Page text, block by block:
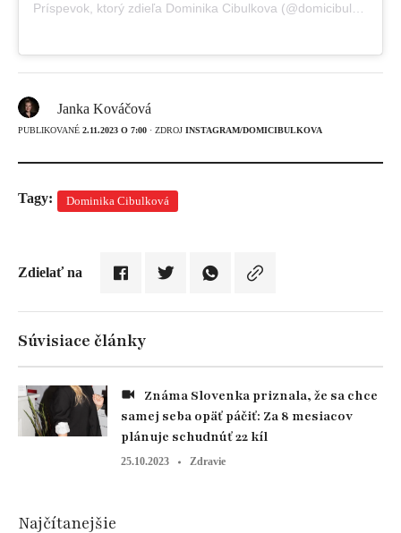
Príspevok, ktorý zdieľa Dominika Cibulkova (@domicibulkova)
Janka Kováčová
PUBLIKOVANÉ 2.11.2023 O 7:00 · ZDROJ INSTAGRAM/DOMICIBULKOVA
Tagy: Dominika Cibulková
Zdielať na
Súvisiace články
samej seba opäť páčiť: Za 8 mesiacov
plánuje schudnúť 22 kíl
25.10.2023 Zdravie
Najčítanejšie